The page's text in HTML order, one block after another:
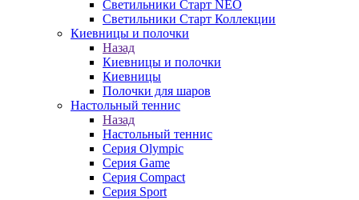
Светильники Старт NEO
Светильники Старт Коллекции
Киевницы и полочки
Назад
Киевницы и полочки
Киевницы
Полочки для шаров
Настольный теннис
Назад
Настольный теннис
Серия Olympic
Серия Game
Серия Compact
Серия Sport